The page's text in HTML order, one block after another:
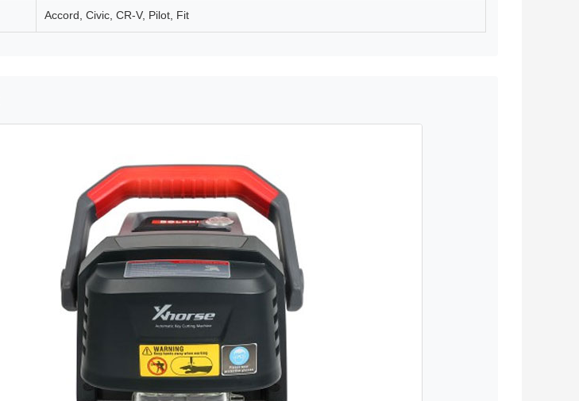
Accord, Civic, CR-V, Pilot, Fit